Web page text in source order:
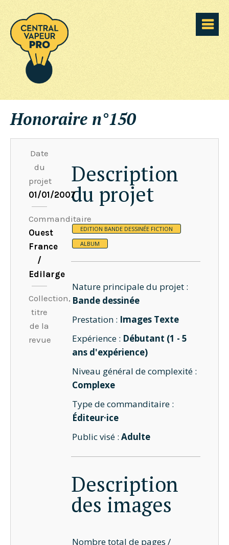
Honoraire n°150
Date
du
projet
01/01/2007
Commanditaire
Ouest
France
/
Edilarge
Collection,
titre
de la
revue
Description
du projet
EDITION BANDE DESSINÉE FICTION
ALBUM
Nature principale du projet :
Bande dessinée
Prestation : Images Texte
Expérience : Débutant (1 - 5
ans d'expérience)
Niveau général de complexité :
Complexe
Type de commanditaire :
Éditeur·ice
Public visé :Adulte
Description
des images
Nombre total de pages /